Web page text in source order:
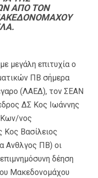
ΑΠΟ ΤΟΝ
μεγάλη επιτυχία ο
ΠΒ σήμερα
(ΛΑΕΔ), τον ΣΕΑΝ
ΔΣ Κος Ιωάννης
Κων/νος
Κος Βασίλειος
Ανθλγος ΠΒ) οι
δέηση
Μακεδονομάχου